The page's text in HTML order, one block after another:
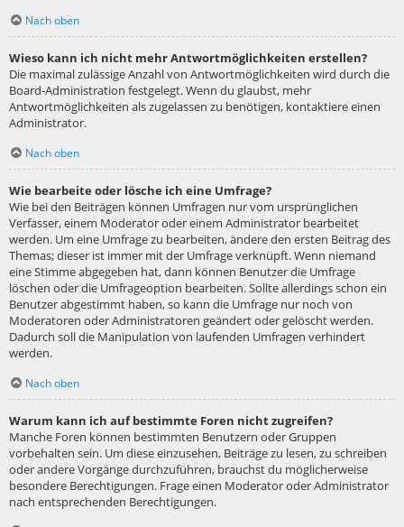
Nach oben
Wieso kann ich nicht mehr Antwortmöglichkeiten erstellen?
Die maximal zulässige Anzahl von Antwortmöglichkeiten wird durch die
Board-Administration festgelegt. Wenn du glaubst, mehr
Antwortmöglichkeiten als zugelassen zu benötigen, kontaktiere einen
Administrator.
Nach oben
Wie bearbeite oder lösche ich eine Umfrage?
Wie bei den Beiträgen können Umfragen nur vom ursprünglichen
Verfasser, einem Moderator oder einem Administrator bearbeitet
werden. Um eine Umfrage zu bearbeiten, ändere den ersten Beitrag des
Themas; dieser ist immer mit der Umfrage verknüpft. Wenn niemand
eine Stimme abgegeben hat, dann können Benutzer die Umfrage
löschen oder die Umfrageoption bearbeiten. Sollte allerdings schon ein
Benutzer abgestimmt haben, so kann die Umfrage nur noch von
Moderatoren oder Administratoren geändert oder gelöscht werden.
Dadurch soll die Manipulation von laufenden Umfragen verhindert
werden.
Nach oben
Warum kann ich auf bestimmte Foren nicht zugreifen?
Manche Foren können bestimmten Benutzern oder Gruppen
vorbehalten sein. Um diese einzusehen, Beiträge zu lesen, zu schreiben
oder andere Vorgänge durchzuführen, brauchst du möglicherweise
besondere Berechtigungen. Frage einen Moderator oder Administrator
nach entsprechenden Berechtigungen.